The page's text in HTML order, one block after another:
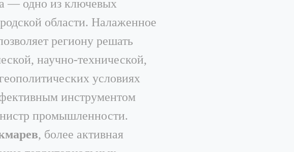
— одно из ключевых
области. Налаженное
региону решать
научно-технической,
условиях
инструментом
промышленности.
, более активная